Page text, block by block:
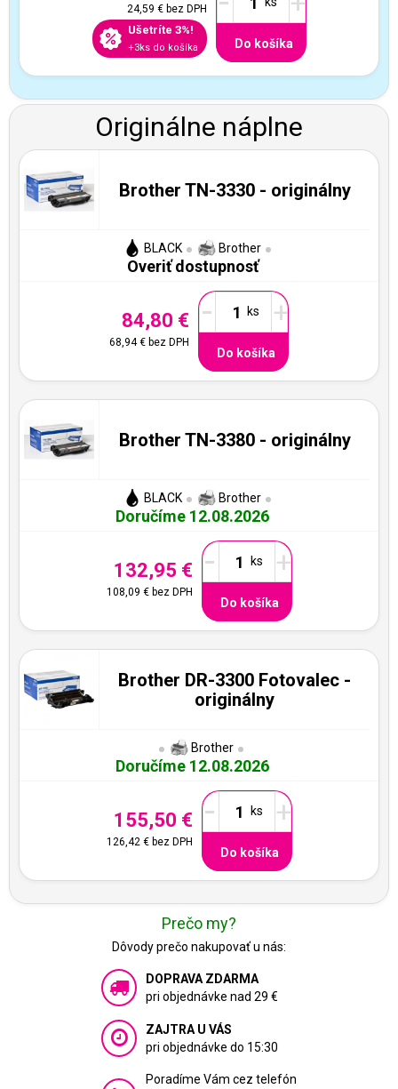
24,59 €bez DPH
Ušetríte 3%!
+3ks do košíka Do košíka
Originálne náplne
Brother TN-3330 - originálny
BLACK Brother
Overiť dostupnosť
84,80 €
68,94 € bez DPH
- +
Do košíka
Brother TN-3380 - originálny
BLACK Brother
Doručíme 12.08.2026
132,95 €
108,09 €bez DPH
- +
Do košíka
Brother DR-3300 Fotovalec -
originálny
Brother
Doručíme 12.08.2026
155,50 €
126,42 €bez DPH
- +
Do košíka
Prečo my?
Dôvody prečo nakupovať u nás:
DOPRAVA ZDARMA
pri objednávke nad 29 €
ZAJTRA U VÁS
pri objednávke do 15:30
Poradíme Vám cez telefón